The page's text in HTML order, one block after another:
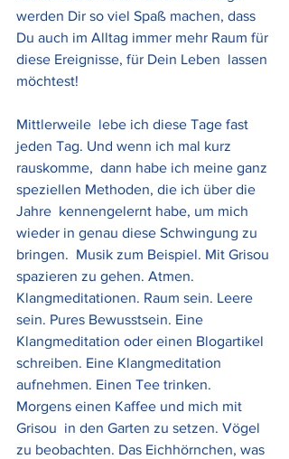
werden Dir so viel Spaß machen, dass
Du auch im Alltag immer mehr Raum für
diese Ereignisse, für Dein Leben  lassen
möchtest!
Mittlerweile  lebe ich diese Tage fast
jeden Tag. Und wenn ich mal kurz
rauskomme,  dann habe ich meine ganz
speziellen Methoden, die ich über die
Jahre  kennengelernt habe, um mich
wieder in genau diese Schwingung zu
bringen.  Musik zum Beispiel. Mit Grisou
spazieren zu gehen. Atmen.
Klangmeditationen. Raum sein. Leere
sein. Pures Bewusstsein. Eine
Klangmeditation oder einen Blogartikel
schreiben. Eine Klangmeditation
aufnehmen. Einen Tee trinken.
Morgens einen Kaffee und mich mit
Grisou  in den Garten zu setzen. Vögel
zu beobachten. Das Eichhörnchen, was